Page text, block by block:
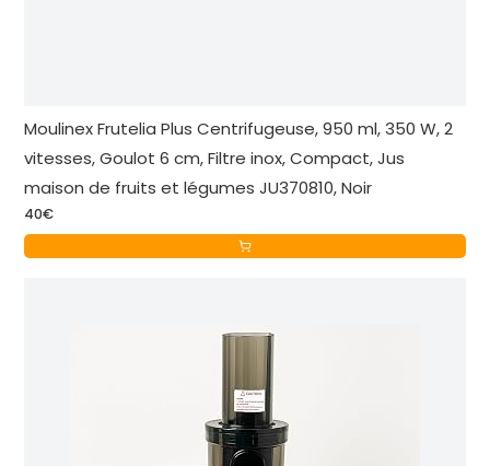
Moulinex Frutelia Plus Centrifugeuse, 950 ml, 350 W, 2
vitesses, Goulot 6 cm, Filtre inox, Compact, Jus
maison de fruits et légumes JU370810, Noir
40€